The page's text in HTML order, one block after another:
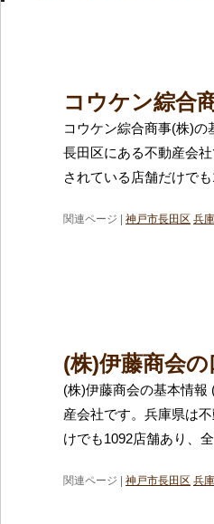
コウケン綜合
コウケン綜合商事(株)
長田区にある不動産会
されている店舗だけで
関連ページ | 神戸市長田区 兵
(株)伊藤商会
(株)伊藤商会の基本情
産会社です。兵庫県は
けでも1092店舗あり、
関連ページ | 神戸市長田区 兵